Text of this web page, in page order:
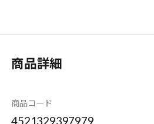
商品詳細
商品コード
4521329397979